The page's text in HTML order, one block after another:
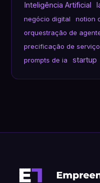
Inteligência Artificial
negócio digital
notion
orquestração de
precificação de
prompts de ia startup